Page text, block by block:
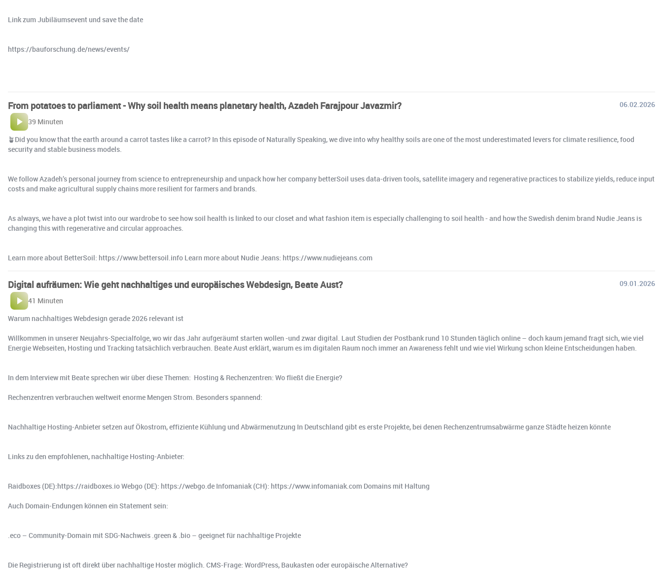
Link zum Jubiläumsevent und save the date
https://bauforschung.de/news/events/
From potatoes to parliament - Why soil health means planetary health, Azadeh Farajpour Javazmir?
06.02.2026
39 Minuten
🪴Did you know that the earth around a carrot tastes like a carrot? In this episode of Naturally Speaking, we dive into why healthy soils are one of the most underestimated levers for climate resilience, food
security and stable business models.
We follow Azadeh’s personal journey from science to entrepreneurship and unpack how her company betterSoil uses data-driven tools, satellite imagery and regenerative practices to stabilize yields, reduce input
costs and make agricultural supply chains more resilient for farmers and brands.
As always, we have a plot twist into our wardrobe to see how soil health is linked to our closet and what fashion item is especially challenging to soil health - and how the Swedish denim brand Nudie Jeans is
changing this with regenerative and circular approaches.
Learn more about BetterSoil: https://www.bettersoil.info Learn more about Nudie Jeans: https://www.nudiejeans.com
Digital aufräumen: Wie geht nachhaltiges und europäisches Webdesign, Beate Aust?
09.01.2026
41 Minuten
Warum nachhaltiges Webdesign gerade 2026 relevant ist
Willkommen in unserer Neujahrs-Specialfolge, wo wir das Jahr aufgeräumt starten wollen -und zwar digital. Laut Studien der Postbank rund 10 Stunden täglich online – doch kaum jemand fragt sich, wie viel
Energie Webseiten, Hosting und Tracking tatsächlich verbrauchen. Beate Aust erklärt, warum es im digitalen Raum noch immer an Awareness fehlt und wie viel Wirkung schon kleine Entscheidungen haben.
In dem Interview mit Beate sprechen wir über diese Themen: ️ Hosting & Rechenzentren: Wo fließt die Energie?
Rechenzentren verbrauchen weltweit enorme Mengen Strom. Besonders spannend:
Nachhaltige Hosting-Anbieter setzen auf Ökostrom, effiziente Kühlung und Abwärmenutzung In Deutschland gibt es erste Projekte, bei denen Rechenzentrumsabwärme ganze Städte heizen könnte
Links zu den empfohlenen, nachhaltige Hosting-Anbieter:
Raidboxes (DE):https://raidboxes.io Webgo (DE): https://webgo.de Infomaniak (CH): https://www.infomaniak.com Domains mit Haltung
Auch Domain-Endungen können ein Statement sein:
.eco – Community-Domain mit SDG-Nachweis .green & .bio – geeignet für nachhaltige Projekte
Die Registrierung ist oft direkt über nachhaltige Hoster möglich. CMS-Frage: WordPress, Baukasten oder europäische Alternative?